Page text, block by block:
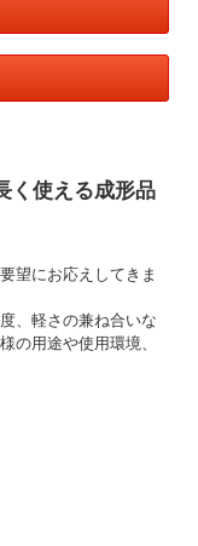
く使える成形品
望にお応えしてきま
、軽さの兼ね合いな
の用途や使用環境、